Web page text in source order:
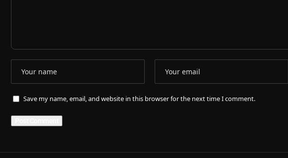
Save my name, email, and website in this browser for the next time I comment.